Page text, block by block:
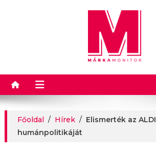
Márkamonitor
Főoldal / Hírek / Elismerték az ALDI
humánpolitikáját